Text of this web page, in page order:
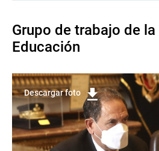
Grupo de trabajo de
Educación
Descargar foto